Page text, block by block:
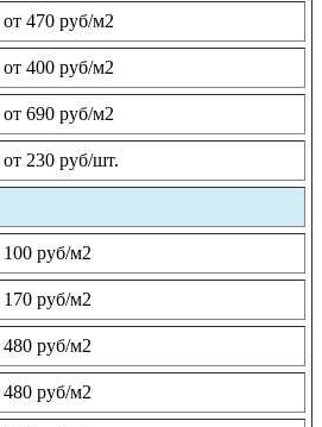
от 470 руб/м2
от 400 руб/м2
от 690 руб/м2
от 230 руб/шт.
100 руб/м2
170 руб/м2
480 руб/м2
480 руб/м2